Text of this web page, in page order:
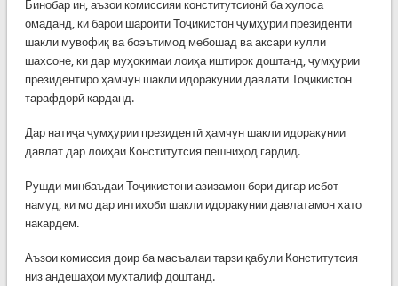
Бинобар ин, аъзои комиссияи конститутсионӣ ба хулоса
омаданд, ки барои шароити Тоҷикистон ҷумҳурии президентӣ
шакли мувофиқ ва боэътимод мебошад ва аксари кулли
шахсоне, ки дар муҳокимаи лоиҳа иштирок доштанд, ҷумҳурии
президентиро ҳамчун шакли идоракунии давлати Тоҷикистон
тарафдорӣ карданд.
Дар натиҷа ҷумҳурии президентӣ ҳамчун шакли идоракунии
давлат дар лоиҳаи Конститутсия пешниҳод гардид.
Рушди минбаъдаи Тоҷикистони азизамон бори дигар исбот
намуд, ки мо дар интихоби шакли идоракунии давлатамон хато
накардем.
Аъзои комиссия доир ба масъалаи тарзи қабули Конститутсия
низ андешаҳои мухталиф доштанд.